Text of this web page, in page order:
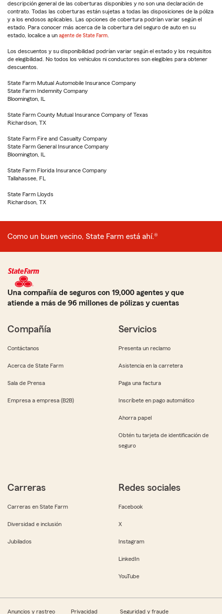
descripción general de las coberturas disponibles y no son una declaración de
contrato. Todas las coberturas están sujetas a todas las disposiciones de la póliza
y a los endosos aplicables. Las opciones de cobertura podrían variar según el
estado. Para conocer más acerca de la cobertura del seguro de auto en su
estado, localice a un agente de State Farm
Los descuentos y su disponibilidad podrían variar según el estado y los requisitos
de elegibilidad. No todos los vehículos ni conductores son elegibles para obtener
descuentos.
State Farm Mutual Automobile Insurance Company
State Farm Indemnity Company
Bloomington, IL
State Farm County Mutual Insurance Company of Texas
Richardson, TX
State Farm Fire and Casualty Company
State Farm General Insurance Company
Bloomington, IL
State Farm Florida Insurance Company
Tallahassee, FL
State Farm Lloyds
Richardson, TX
Como un buen vecino, State Farm está ahí.®
Una compañía de seguros con 19,000 agentes y que
atiende a más de 96 millones de pólizas y cuentas
Compañía
Contáctanos
Acerca de State Farm
Sala de Prensa
Empresa a empresa (B2B)
Servicios
Presenta un reclamo
Asistencia en la carretera
Paga una factura
Inscríbete en pago automático
Ahorra papel
Obtén tu tarjeta de identificación de
seguro
Carreras
Carreras en State Farm
Diversidad e inclusión
Jubilados
Redes sociales
Facebook
X
Instagram
LinkedIn
YouTube
Anuncios y rastreo Privacidad Seguridad y fraude